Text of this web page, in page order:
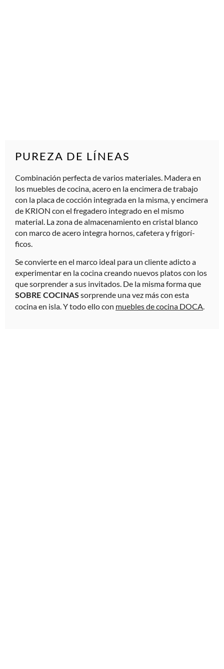
PUREZA DE LÍNEAS
Combinación perfecta de varios materiales. Madera en
los muebles de cocina, acero en la encimera de trabajo
con la placa de cocción integrada en la misma, y encimera
de KRION con el fregadero integrado en el mismo
material. La zona de almacenamiento en cristal blanco
con marco de acero integra hornos, cafetera y frigorí­
ficos.
Se convierte en el marco ideal para un cliente adicto a
experimentar en la cocina creando nuevos platos con los
que sorprender a sus invitados. De la misma forma que
SOBRE COCINASsorprende una vez más con esta
cocina en isla. Y todo ello con muebles de cocina DOCA.